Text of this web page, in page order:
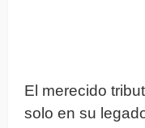
El merecido
solo en su